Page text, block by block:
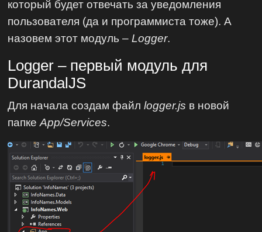
который будет отвечать за уведомления
пользователя (да и программиста тоже). А
назовем этот модуль –Logger.
Logger – первый модуль для
DurandalJS
Для начала создам файлlogger.js в новой
папкеApp/Services.